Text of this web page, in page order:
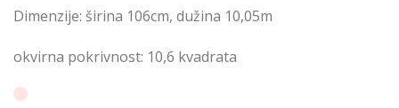
Dimenzije: širina 106cm, dužina 10,05m
okvirna pokrivnost: 10,6 kvadrata